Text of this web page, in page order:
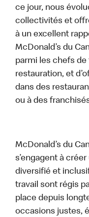
ce jour, nous
collectivités et
à un excellent
McDonald’s du
parmi les chefs
restauration, et
dans des
ou à des
McDonald’s du
s’engagent à
diversifié et
travail sont régis
place depuis
occasions justes,